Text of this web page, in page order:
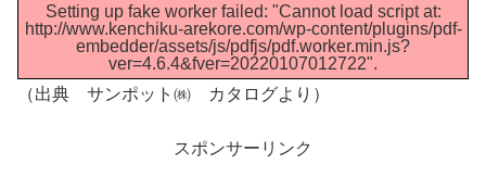
Setting up fake worker failed: "Cannot load script at:
http://www.kenchiku-arekore.com/wp-content/plugins/pdf-
embedder/assets/js/pdfjs/pdf.worker.min.js?
ver=4.6.4&fver=20220107012722".
（出典 サンポット㈱ カタログより）
スポンサーリンク